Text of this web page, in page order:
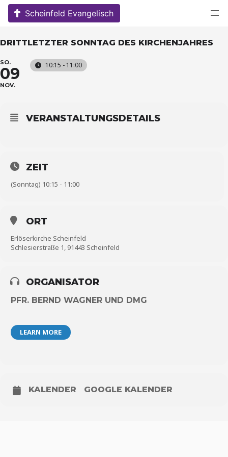
Skip
Scheinfeld Evangelisch
DRITTLETZTER SONNTAG DES KIRCHENJAHRES
SO.
09
NOV.
10:15 - 11:00
VERANSTALTUNGSDETAILS
ZEIT
(Sonntag) 10:15 - 11:00
ORT
Erlöserkirche Scheinfeld
Schlesierstraße 1, 91443 Scheinfeld
ORGANISATOR
PFR. BERND WAGNER UND DMG
LEARN MORE
KALENDER GOOGLE KALENDER